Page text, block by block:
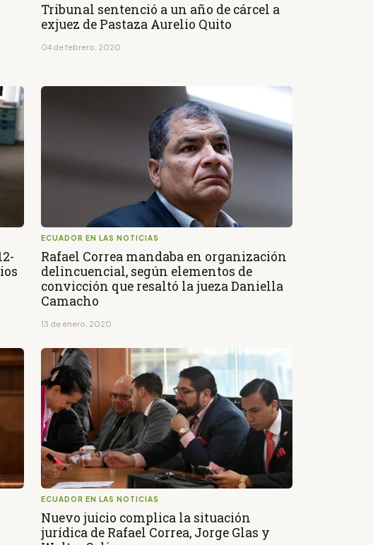
Tribunal sentenció a un año de cárcel a
exjuez de Pastaza Aurelio Quito
04 de febrero, 2020
ECUADOR EN LAS NOTICIAS
Rafael Correa mandaba en organización
delincuencial, según elementos de
convicción que resaltó la jueza Daniella
Camacho
13 de enero, 2020
ECUADOR EN LAS NOTICIAS
Nuevo juicio complica la situación
jurídica de Rafael Correa, Jorge Glas y